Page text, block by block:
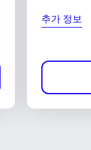
추가 정보